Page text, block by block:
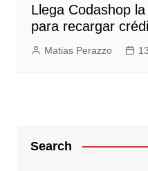
Llega Codashop
para recargar
Matias Perazzo
Search